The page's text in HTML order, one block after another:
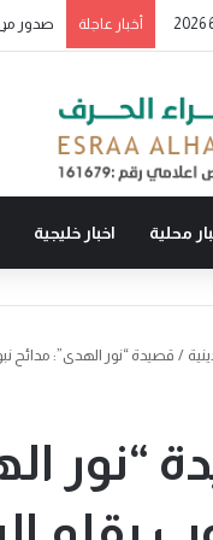
أخبار عاجلة
محلية اخبار خليجية
/ قصيدة “نور الهدى”: مدائح
“نور